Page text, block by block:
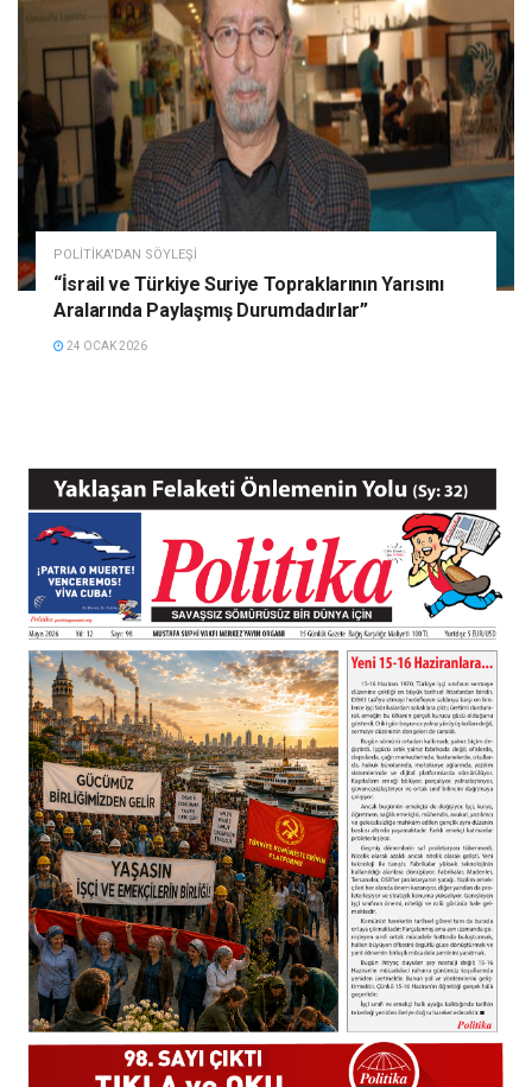
POLITIKA'DAN SÖYLEŞI
“İsrail ve Türkiye Suriye Topraklarının Yarısını
Aralarında Paylaşmış Durumdadırlar”
24 OCAK 2026